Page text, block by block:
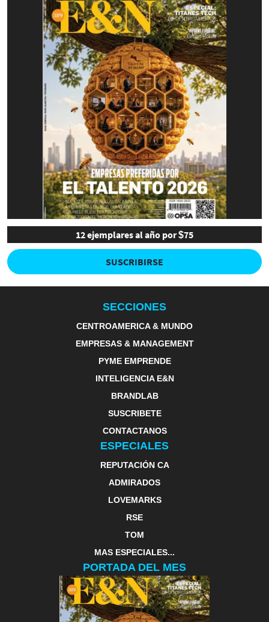
12 ejemplares al año por $75
SUSCRIBIRSE
SECCIONES
CENTROAMERICA & MUNDO
EMPRESAS & MANAGEMENT
PYME EMPRENDE
INTELIGENCIA E&N
BRANDLAB
SUSCRIBETE
CONTACTANOS
ESPECIALES
REPUTACIÓN CA
ADMIRADOS
LOVEMARKS
RSE
TOM
MAS ESPECIALES...
PORTADA DEL MES